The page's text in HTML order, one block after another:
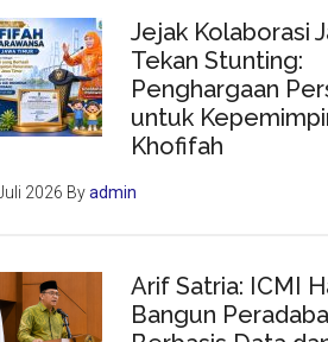
Jejak Kolaborasi
Tekan Stunting:
Penghargaan
untuk
Khofifah
2026 Byadmin
Arif Satria: ICMI
Bangun